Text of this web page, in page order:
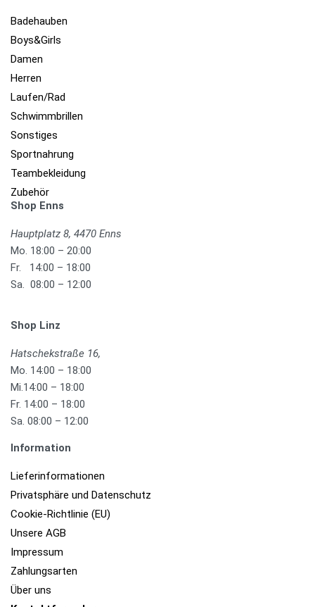
Badehauben
Boys&Girls
Damen
Herren
Laufen/Rad
Schwimmbrillen
Sonstiges
Sportnahrung
Teambekleidung
Zubehör
Shop Enns
Hauptplatz 8, 4470 Enns
Mo. 18:00 – 20:00
Fr. 14:00 – 18:00
Sa. 08:00 – 12:00
Shop Linz
Hatschekstraße 16,
Mo. 14:00 – 18:00
Mi.14:00 – 18:00
Fr. 14:00 – 18:00
Sa. 08:00 – 12:00
Information
Lieferinformationen
Privatsphäre und Datenschutz
Cookie-Richtlinie (EU)
Unsere AGB
Impressum
Zahlungsarten
Über uns